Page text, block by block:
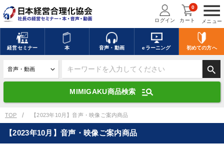
menu
メニュー
ログイン カート
0
経営セミナー 本 音声・動画 eラーニング 初めての方へ
search
MIMIGAKU商品検索 manage_search
キーワードを入力して探す
デジタル版対応のみ検索結果に表示する
search 上記の条件で検索
TOP 【2023年10月】音声・映像ご案内商品
【2023年10月】音声・映像ご案内商品